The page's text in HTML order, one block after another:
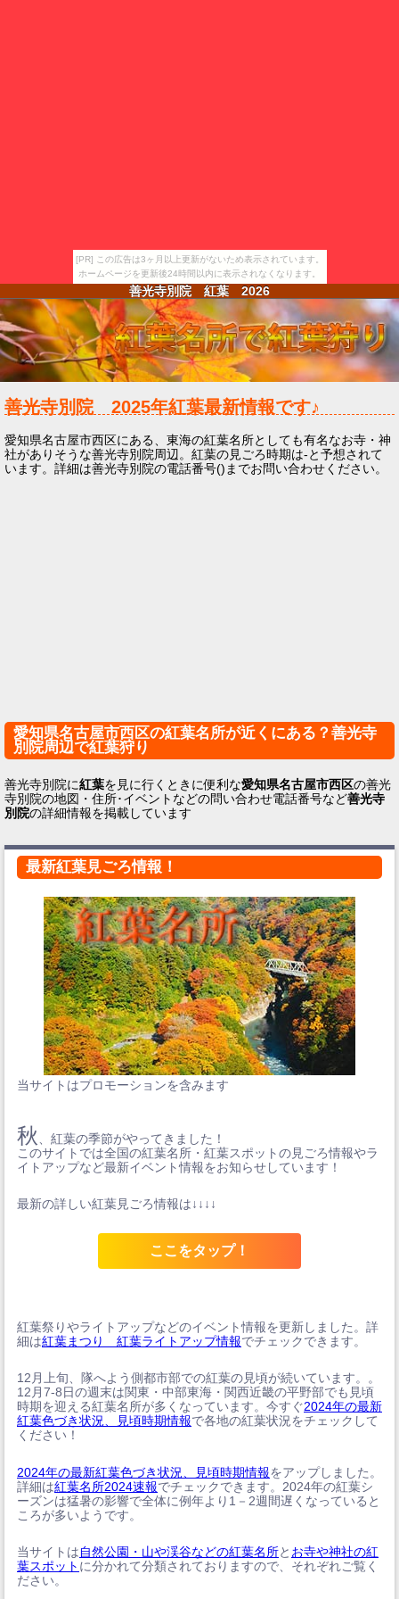
[PR] この広告は3ヶ月以上更新がないため表示されています。
ホームページを更新後24時間以内に表示されなくなります。
善光寺別院 紅葉 2026
善光寺別院 2025年紅葉最新情報です♪
愛知県名古屋市西区にある、東海の紅葉名所としても有名なお寺・神
社がありそうな善光寺別院周辺。紅葉の見ごろ時期は-と予想されて
います。詳細は善光寺別院の電話番号()までお問い合わせください。
愛知県名古屋市西区の紅葉名所が近くにある？善光寺
別院周辺で紅葉狩り
善光寺別院に紅葉を見に行くときに便利な愛知県名古屋市西区の善光
寺別院の地図・住所･イベントなどの問い合わせ電話番号など善光寺
別院の詳細情報を掲載しています
最新紅葉見ごろ情報！
当サイトはプロモーションを含みます
秋
、紅葉の季節がやってきました！
このサイトでは全国の紅葉名所・紅葉スポットの見ごろ情報やラ
イトアップなど最新イベント情報をお知らせしています！
最新の詳しい紅葉見ごろ情報は↓↓↓↓
ここをタップ！
紅葉祭りやライトアップなどのイベント情報を更新しました。詳
細は紅葉まつり 紅葉ライトアップ情報でチェックできます。
12月上旬、隊へよう側都市部での紅葉の見頃が続いています。。
12月7-8日の週末は関東・中部東海・関西近畿の平野部でも見頃
時期を迎える紅葉名所が多くなっています。今すぐ2024年の最新
紅葉色づき状況、見頃時期情報で各地の紅葉状況をチェックして
ください！
2024年の最新紅葉色づき状況、見頃時期情報をアップしました。
詳細は紅葉名所2024速報でチェックできます。2024年の紅葉シ
ーズンは猛暑の影響で全体に例年より1－2週間遅くなっていると
ころが多いようです。
当サイトは自然公園・山や渓谷などの紅葉名所と お寺や神社の紅
葉スポット に分かれて分類されておりますので、それぞれご覧く
ださい。